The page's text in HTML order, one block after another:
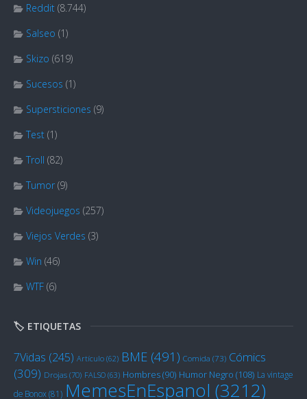
Reddit (8.744)
Salseo (1)
Skizo (619)
Sucesos (1)
Supersticiones (9)
Test (1)
Troll (82)
Tumor (9)
Videojuegos (257)
Viejos Verdes (3)
Win (46)
WTF (6)
🏷️ ETIQUETAS
7Vidas (245) Artículo (62) BME (491) Comida (73) Cómics
(309) Drojas (70) FALSO (63) Hombres(90) Humor Negro (108) La vintage
de Bonox(81) MemesEnEspanol (3212)